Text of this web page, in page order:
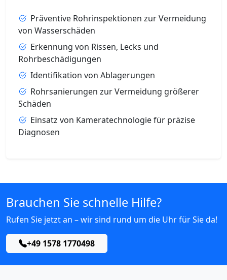
Präventive Rohrinspektionen zur Vermeidung
von Wasserschäden
Erkennung von Rissen, Lecks und
Rohrbeschädigungen
Identifikation von Ablagerungen
Rohrsanierungen zur Vermeidung größerer
Schäden
Einsatz von Kameratechnologie für präzise
Diagnosen
Brauchen Sie schnelle Hilfe?
Rufen Sie jetzt an – wir sind rund um die Uhr für Sie da!
+49 1578 1770498